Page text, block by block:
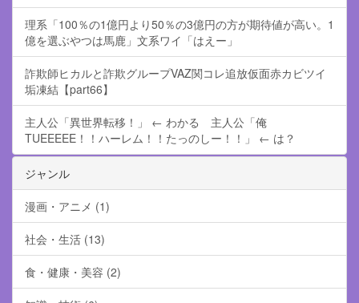
理系「100％の1億円より50％の3億円の方が期待値が高い。1
億を選ぶやつは馬鹿」文系ワイ「はえー」
詐欺師ヒカルと詐欺グループVAZ関コレ追放仮面赤カビツイ
垢凍結【part66】
主人公「異世界転移！」 ← わかる 主人公「俺
TUEEEEE！！ハーレム！！たっのしー！！」 ← は？
ジャンル
漫画・アニメ (1)
社会・生活 (13)
食・健康・美容 (2)